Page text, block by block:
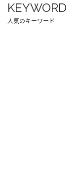
KEYWORD
人気のキーワード